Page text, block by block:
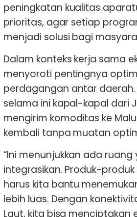
peningkatan kualitas
prioritas, agar setiap
menjadi solusi bagi
Dalam konteks kerja sama
menyoroti pentingnya
perdagangan antar
selama ini kapal-kapal dari
mengirim komoditas ke
kembali tanpa muatan
“Ini menunjukkan ada
integrasikan. Produk-produk
harus kita bantu
lebih luas. Dengan
Laut, kita bisa menciptakan